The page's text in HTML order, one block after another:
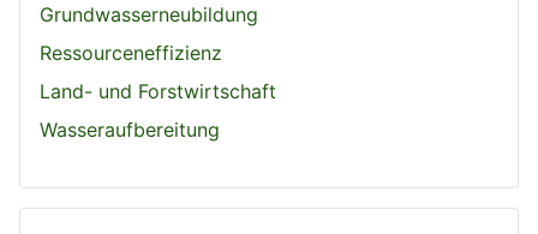
Grundwasserneubildung
Ressourceneffizienz
Land- und Forstwirtschaft
Wasseraufbereitung